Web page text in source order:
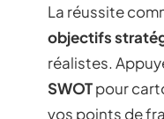
La réussite
objectifs
réalistes.
SWOTpour
vos points de